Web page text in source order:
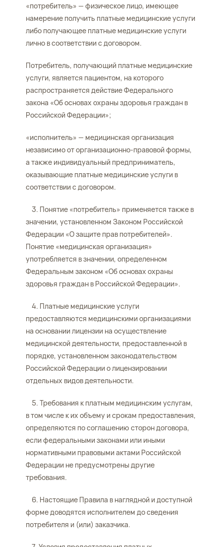
«потребитель» — физическое лицо, имеющее
намерение получить платные медицинские услуги
либо получающее платные медицинские услуги
лично в соответствии с договором.
Потребитель, получающий платные медицинские
услуги, является пациентом, на которого
распространяется действие Федерального
закона «Об основах охраны здоровья граждан в
Российской Федерации»;
«исполнитель» — медицинская организация
независимо от организационно-правовой формы,
а также индивидуальный предприниматель,
оказывающие платные медицинские услуги в
соответствии с договором.
3. Понятие «потребитель» применяется также в
значении, установленном Законом Российской
Федерации «О защите прав потребителей».
Понятие «медицинская организация»
употребляется в значении, определенном
Федеральным законом «Об основах охраны
здоровья граждан в Российской Федерации».
4. Платные медицинские услуги
предоставляются медицинскими организациями
на основании лицензии на осуществление
медицинской деятельности, предоставленной в
порядке, установленном законодательством
Российской Федерации о лицензировании
отдельных видов деятельности.
5. Требования к платным медицинским услугам,
в том числе к их объему и срокам предоставления,
определяются по соглашению сторон договора,
если федеральными законами или иными
нормативными правовыми актами Российской
Федерации не предусмотрены другие
требования.
6. Настоящие Правила в наглядной и доступной
форме доводятся исполнителем до сведения
потребителя и (или) заказчика.